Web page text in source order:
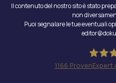
Il contenuto del nostro sito è stato
non
Puoi segnalare le tue eventuali
1166